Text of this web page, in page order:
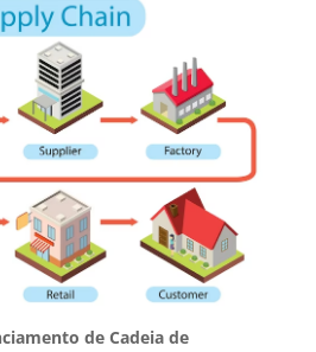
de Cadeia de